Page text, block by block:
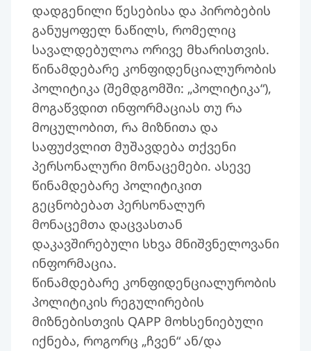
დადგენილი წესებისა და პირობების
განუყოფელ ნაწილს, რომელიც
სავალდებულოა ორივე მხარისთვის.
წინამდებარე კონფიდენციალურობის
პოლიტიკა (შემდგომში: „პოლიტიკა“),
მოგაწვდით ინფორმაციას თუ რა
მოცულობით, რა მიზნითა და
საფუძვლით მუშავდება თქვენი
პერსონალური მონაცემები. ასევე
წინამდებარე პოლიტიკით
გეცნობებათ პერსონალურ
მონაცემთა დაცვასთან
დაკავშირებული სხვა მნიშვნელოვანი
ინფორმაცია.
წინამდებარე კონფიდენციალურობის
პოლიტიკის რეგულირების
მიზნებისთვის QAPP მოხსენიებული
იქნება, როგორც „ჩვენ“ ან/და